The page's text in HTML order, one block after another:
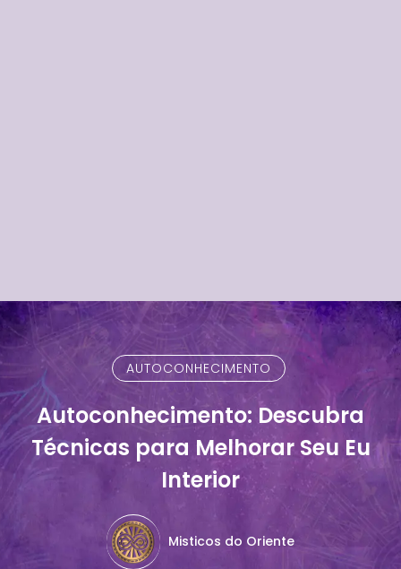
AUTOCONHECIMENTO
Autoconhecimento: Descubra
Técnicas para Melhorar Seu Eu
Interior
Misticos do Oriente